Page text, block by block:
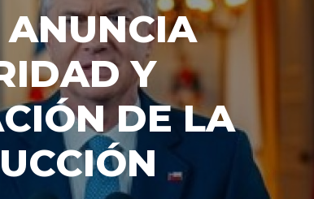
ANUNCIA
Y
DE LA